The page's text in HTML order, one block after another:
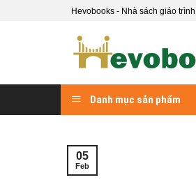
Hevobooks - Nhà sách giáo
Danh mục sản phẩm
05
Feb